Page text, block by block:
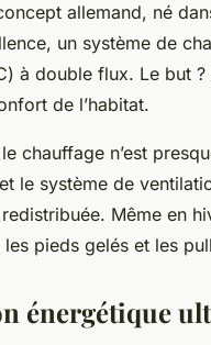
allemand, né
un système de
à double flux. Le but
de l’habitat.
chauffage n’est
le système de
Même en
pieds gelés et les
énergétique